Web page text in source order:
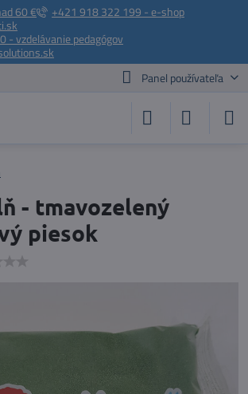
60 €
+421 918 322 199 - e-shop
- vzdelávanie pedagógov
Panel používateľa
- tmavozelený
piesok